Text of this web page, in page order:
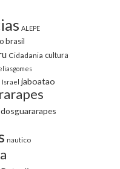
ALEPE
brasil
Cidadania cultura
Israel jaboatao
nautico